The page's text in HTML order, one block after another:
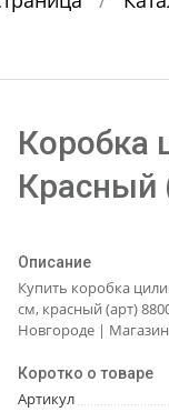
Коробка
Красный
Описание
Купить коробка
см, красный (арт)
Новгороде |
Коротко о товаре
Артикул